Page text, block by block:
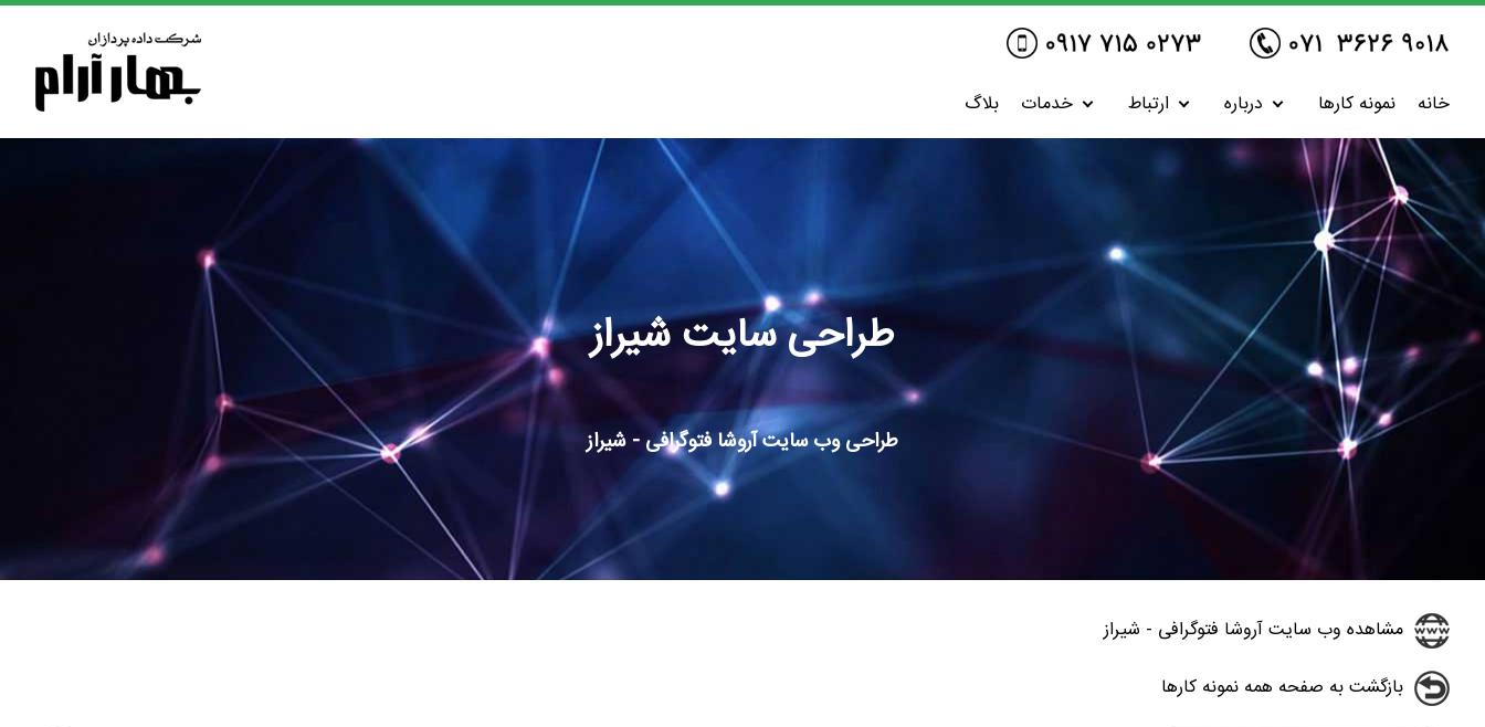
خانه نمونه کارها درباره ارتباط خدمات بلاگ
طراحی سایت شیراز
طراحی وب سایت آروشا فتوگرافی - شیراز
مشاهده وب سایت آروشا فتوگرافی - شیراز
بازگشت به صفحه همه نمونه کارها